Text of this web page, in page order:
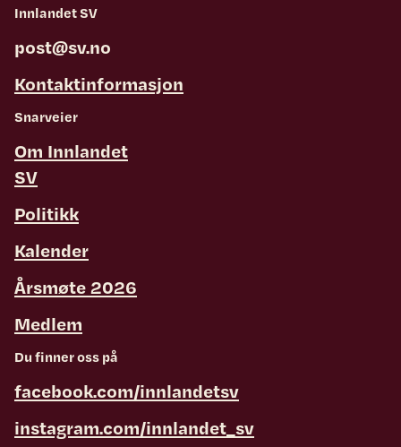
Innlandet SV
post@sv.no
Kontaktinformasjon
Snarveier
Om Innlandet
SV
Politikk
Kalender
Årsmøte 2026
Medlem
Du finner oss på
facebook.com/innlandetsv
instagram.com/innlandet_sv